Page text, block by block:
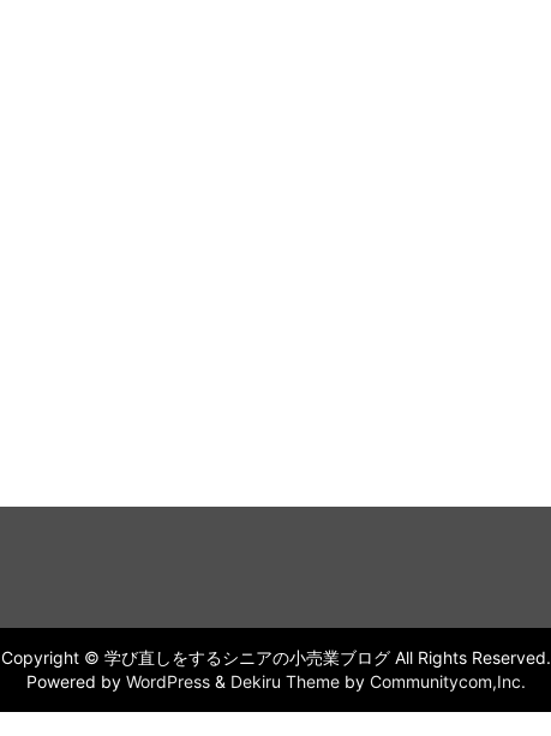
Copyright © 学び直しをするシニアの小売業ブログ All Rights Reserved.
Powered by WordPress & Dekiru Theme by Communitycom,Inc.